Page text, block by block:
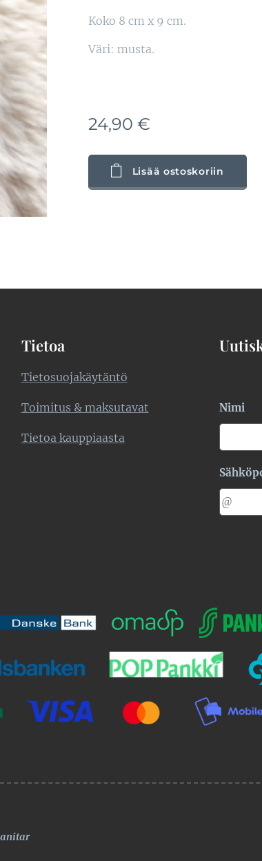
Koko 8 cm x 9 cm.
Väri: musta.
24,90 €
Lisää ostoskoriin
Tietoa
Tietosuojakäytäntö
Toimitus & maksutavat
Tietoa kauppiaasta
Nimi